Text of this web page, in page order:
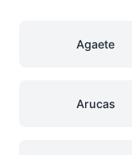
Agaete
Arucas